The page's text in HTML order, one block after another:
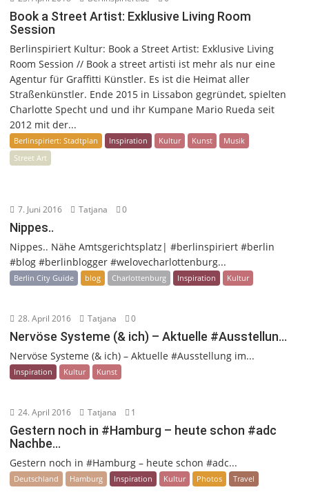
Book a Street Artist: Exklusive Living Room
Session
Berlinspiriert Kultur: Book a Street Artist: Exklusive Living
Room Session // Book a street artisti ist mehr als nur eine
Agentur für Graffitti Künstler. Es ist die Heimat aller
Straßenkünstler. Ende 2015 in Lissabon gegründet, spielten
Charlotte Specht und und ihr Kumpane Mario Rueda seit
2012 mit der...
Berlinspiriert: Stadtplan Inspiration Kultur Kunst
Musik
Street Art
7. Juni 2016 Tatjana 0
Nippes..
Nippes.. Nähe Amtsgerichtsplatz| #berlinspiriert #berlin
#blog #berlinblogger #welovecharlottenburg...
Berlin City Guide blog Charlottenburg Inspiration Kultur
28. April 2016 Tatjana 0
Nervöse Systeme (& ich) – Aktuelle #Ausstellun…
Nervöse Systeme (& ich) – Aktuelle #Ausstellung im...
Inspiration Kultur Kunst
24. April 2016 Tatjana 1
Gestern noch in #Hamburg – heute schon #adc
Nachbe…
Gestern noch in #Hamburg – heute schon #adc...
Deutschland Hamburg Inspiration Kultur Photos Travel